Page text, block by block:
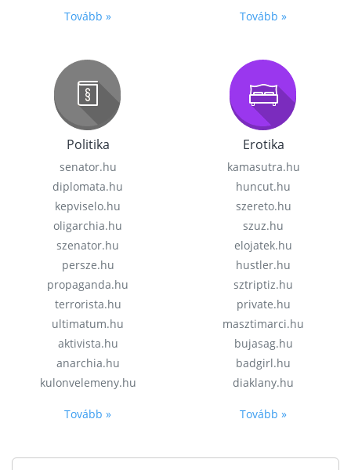
Tovább » Tovább »
Politika
senator.hu
diplomata.hu
kepviselo.hu
oligarchia.hu
szenator.hu
persze.hu
propaganda.hu
terrorista.hu
ultimatum.hu
aktivista.hu
anarchia.hu
kulonvelemeny.hu
Tovább »
Erotika
kamasutra.hu
huncut.hu
szereto.hu
szuz.hu
elojatek.hu
hustler.hu
sztriptiz.hu
private.hu
masztimarci.hu
bujasag.hu
badgirl.hu
diaklany.hu
Tovább »